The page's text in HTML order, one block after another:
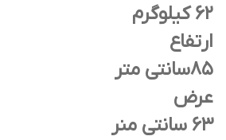
62 کیلوگرم
ارتفاع
85سانتی متر
عرض
63 سانتی منر